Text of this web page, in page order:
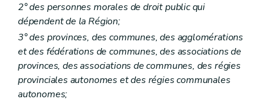
2° des personnes morales de droit public qui
dépendent de la Région;
3° des provinces, des communes, des agglomérations
et des fédérations de communes, des associations de
provinces, des associations de communes, des régies
provinciales autonomes et des régies communales
autonomes;